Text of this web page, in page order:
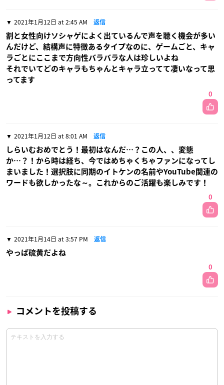
2021年1月12日 at 2:45 AM 返信
割と女性向けソシャゲによく出ているんで声を聴く機会が多い
んだけど、結構声に特徴あるタイプなのに、ゲームごと、キャ
ラごとにここまで方向性バラバラな人は珍しいよね
それでいてどのキャラもちゃんとキャラ立ってて凄いなって思
ってます
0
2021年1月12日 at 8:01 AM 返信
しらいむおめでとう！最初はなんだ…？この人、、変態
か…？！から時は経ち、今ではめちゃくちゃファンになってし
まいました！選択肢に同期のイトケンの名前やYouTube関連の
ワードも欲しかったな～。これからのご活躍も楽しみです！
0
2021年1月14日 at 3:57 PM 返信
やっぱ硫黄だよね
0
コメントを投稿する